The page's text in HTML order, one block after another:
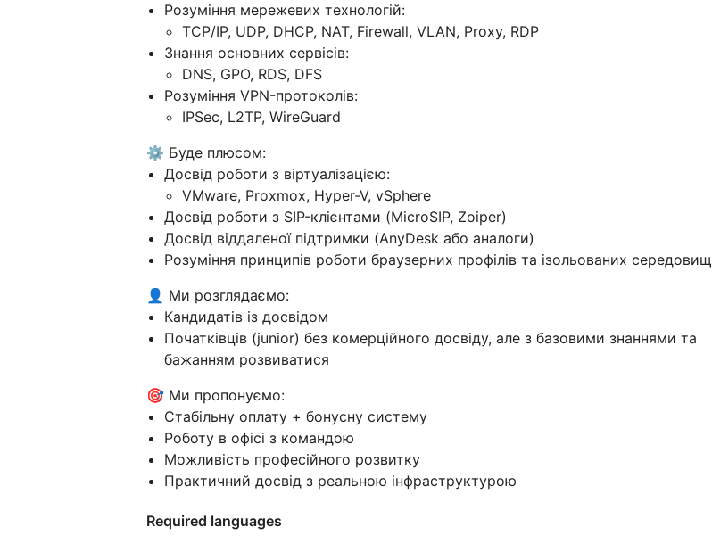
Розуміння мережевих технологій:
TCP/IP, UDP, DHCP, NAT, Firewall, VLAN, Proxy, RDP
Знання основних сервісів:
DNS, GPO, RDS, DFS
Розуміння VPN-протоколів:
IPSec, L2TP, WireGuard
⚙️ Буде плюсом:
Досвід роботи з віртуалізацією:
VMware, Proxmox, Hyper-V, vSphere
Досвід роботи з SIP-клієнтами (MicroSIP, Zoiper)
Досвід віддаленої підтримки (AnyDesk або аналоги)
Розуміння принципів роботи браузерних профілів та ізольованих середовищ
👤 Ми розглядаємо:
Кандидатів із досвідом
Початківців (junior) без комерційного досвіду, але з базовими знаннями та
бажанням розвиватися
🎯 Ми пропонуємо:
Стабільну оплату + бонусну систему
Роботу в офісі з командою
Можливість професійного розвитку
Практичний досвід з реальною інфраструктурою
Required languages